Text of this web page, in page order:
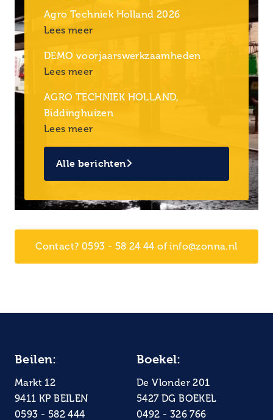
Agro Techniek Holland 2026
Lees meer
DEMO voorjaarswerkzaamheden
Lees meer
AGRO TECHNIEK HOLLAND,
Biddinghuizen
Lees meer
Alle berichten
Contact? 0593 - 58 24 44 of info@zonna.nl
Beilen:
Markt 12
9411 KP BEILEN
0593 - 582 444
Boekel:
De Vlonder 201
5427 DG BOEKEL
0492 - 326 766